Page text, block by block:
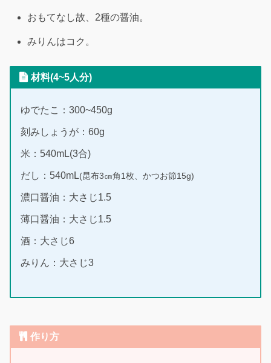
おもてなし故、2種の醤油。
みりんはコク。
材料(4~5人分)
ゆでたこ：300~450g
刻みしょうが：60g
米：540mL(3合)
だし：540mL(昆布3㎝角1枚、かつお節15g)
濃口醤油：大さじ1.5
薄口醤油：大さじ1.5
酒：大さじ6
みりん：大さじ3
作り方